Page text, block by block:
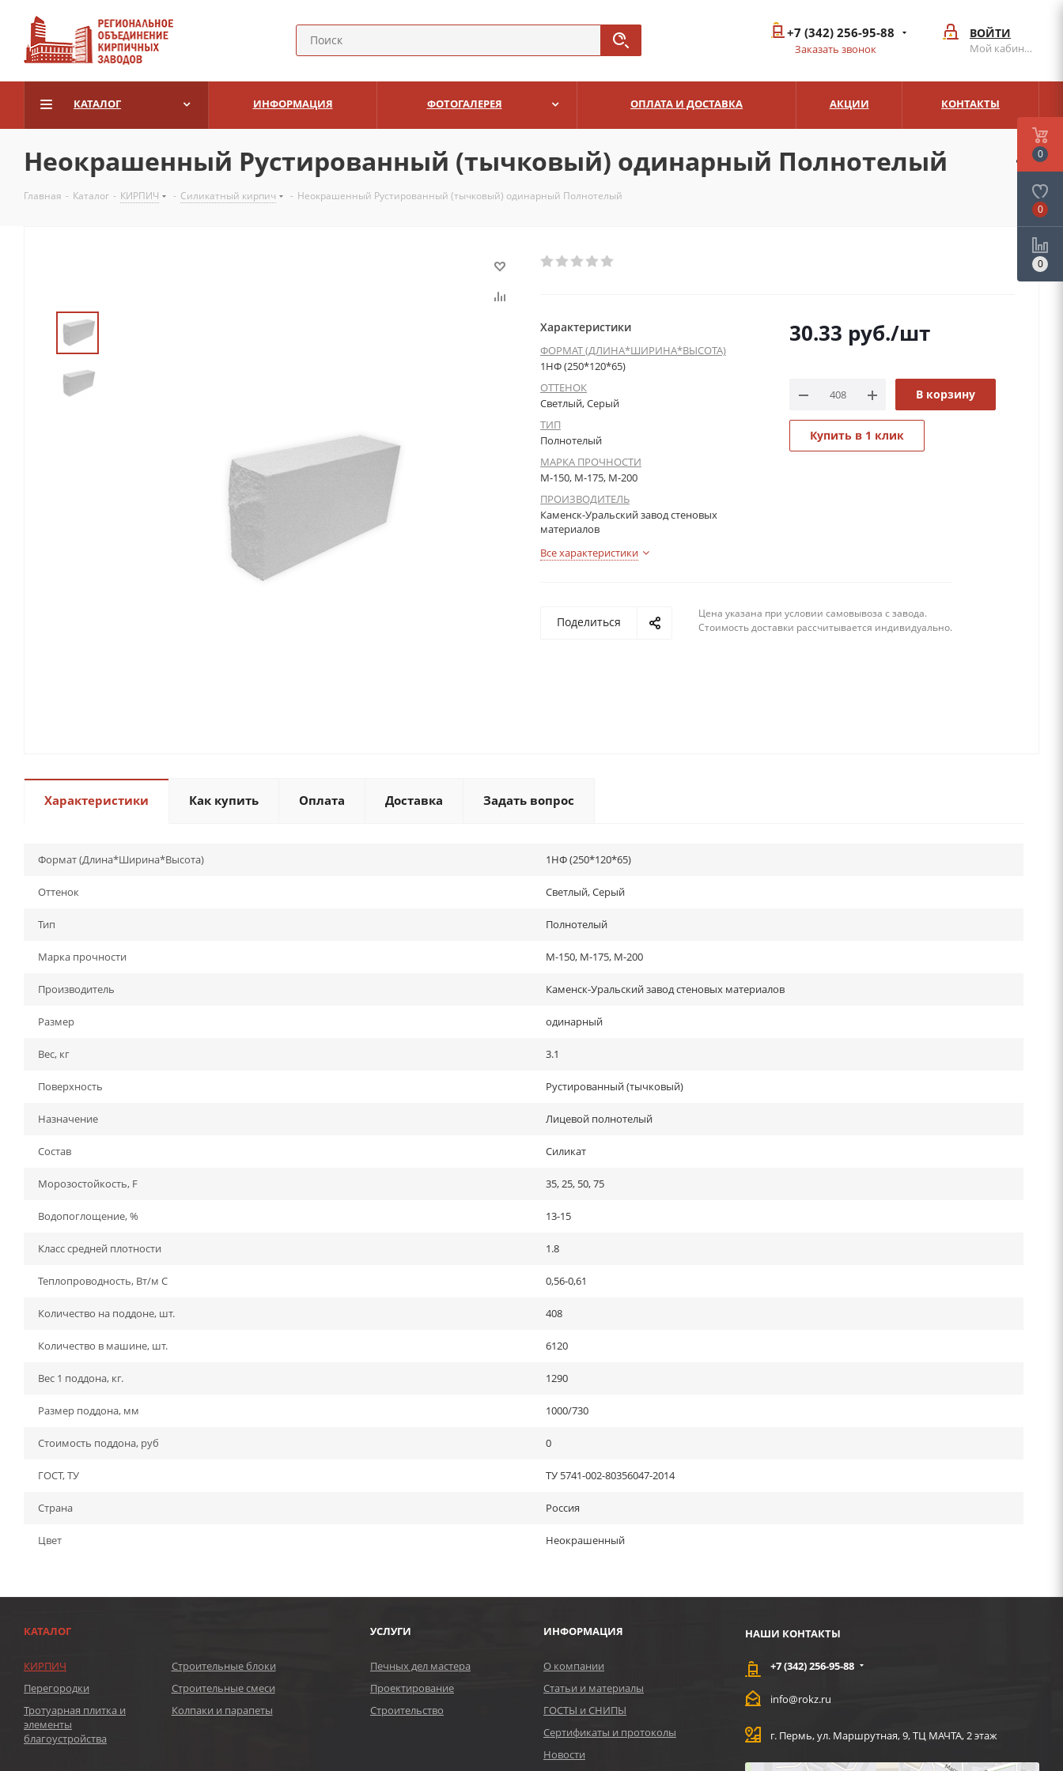
ВОЙТИ
Мой кабинет
+7 (342) 256-95-88
Заказать звонок
КАТАЛОГ ИНФОРМАЦИЯ ФОТОГАЛЕРЕЯ ОПЛАТА И ДОСТАВКА АКЦИИ КОНТАКТЫ
Неокрашенный Рустированный (тычковый) одинарный Полнотелый
Главная - Каталог - КИРПИЧ - Силикатный кирпич - Неокрашенный Рустированный (тычковый) одинарный Полнотелый
Характеристики
ФОРМАТ (ДЛИНА*ШИРИНА*ВЫСОТА)
1НФ (250*120*65)
ОТТЕНОК
Светлый, Серый
ТИП
Полнотелый
МАРКА ПРОЧНОСТИ
М-150, М-175, М-200
ПРОИЗВОДИТЕЛЬ
Каменск-Уральский завод стеновых
материалов
Все характеристики
30.33 руб./шт
В корзину
Купить в 1 клик
Поделиться
Цена указана при условии самовывоза с завода.
Стоимость доставки рассчитывается индивидуально.
Характеристики Как купить Оплата Доставка Задать вопрос
Формат (Длина*Ширина*Высота) 1НФ (250*120*65)
Оттенок Светлый, Серый
Тип Полнотелый
Марка прочности М-150, М-175, М-200
Производитель Каменск-Уральский завод стеновых материалов
Размер одинарный
Вес, кг 3.1
Поверхность Рустированный (тычковый)
Назначение Лицевой полнотелый
Состав Силикат
Морозостойкость, F 35, 25, 50, 75
Водопоглощение, % 13-15
Класс средней плотности 1.8
Теплопроводность, Вт/м С 0,56-0,61
Количество на поддоне, шт. 408
Количество в машине, шт. 6120
Вес 1 поддона, кг. 1290
Размер поддона, мм 1000/730
Стоимость поддона, руб 0
ГОСТ, ТУ ТУ 5741-002-80356047-2014
Страна Россия
Цвет Неокрашенный
КАТАЛОГ
КИРПИЧ
Строительные блоки
Перегородки
Строительные смеси
Тротуарная плитка и
элементы
благоустройства
Колпаки и парапеты
УСЛУГИ
Печных дел мастера
Проектирование
Строительство
ИНФОРМАЦИЯ
О компании
Статьи и материалы
ГОСТЫ и СНИПЫ
Сертификаты и протоколы
Новости
НАШИ КОНТАКТЫ
+7 (342) 256-95-88
info@rokz.ru
г. Пермь, ул. Маршрутная, 9, ТЦ МАЧТА, 2 этаж
0
0
0